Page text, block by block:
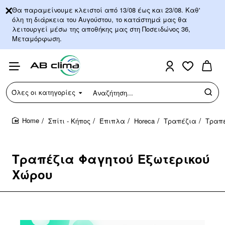
Θα παραμείνουμε κλειστοί από 13/08 έως και 23/08. Καθ'
όλη τη διάρκεια του Αυγούστου, το κατάστημά μας θα
λειτουργεί μέσω της αποθήκης μας στη Ποσειδώνος 36,
Μεταμόρφωση.
Όλες οι κατηγορίες
Αναζήτηση...
Τραπέζια Φαγητού Εξωτερικού
Χώρου
Σπίτι - Κήπος Έπιπλα Horeca Τραπέζια